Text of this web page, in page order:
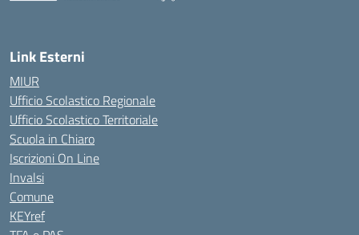
Link Esterni
MIUR
Ufficio Scolastico Regionale
Ufficio Scolastico Territoriale
Scuola in Chiaro
Iscrizioni On Line
Invalsi
Comune
KEYref